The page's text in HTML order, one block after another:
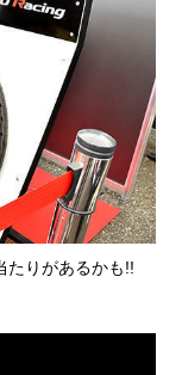
たりがあるかも!!